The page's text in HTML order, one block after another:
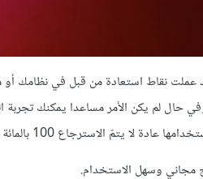
حال لم يكن الأمر مساعدا يمكنك تجربة
يتمّ الاسترجاع 100 بالمائة إلا في حالات معينة: